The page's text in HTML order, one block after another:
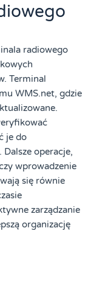
radiowego
Terminal
WMS.net, gdzie
je do
operacje,
wprowadzenie
się równie
zarządzanie
organizację